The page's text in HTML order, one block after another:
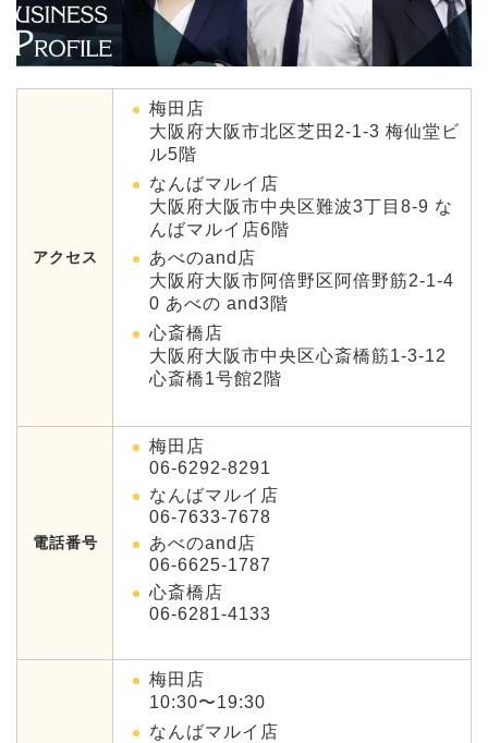
アクセス
梅田店
大阪府大阪市北区芝田2-1-3 梅仙堂ビ
ル5階
なんばマルイ店
大阪府大阪市中央区難波3丁目8-9 な
んばマルイ店6階
あべのand店
大阪府大阪市阿倍野区阿倍野筋2-1-4
0 あべの and3階
心斎橋店
大阪府大阪市中央区心斎橋筋1-3-12
心斎橋1号館2階
電話番号
梅田店
06-6292-8291
なんばマルイ店
06-7633-7678
あべのand店
06-6625-1787
心斎橋店
06-6281-4133
梅田店
10:30〜19:30
なんばマルイ店